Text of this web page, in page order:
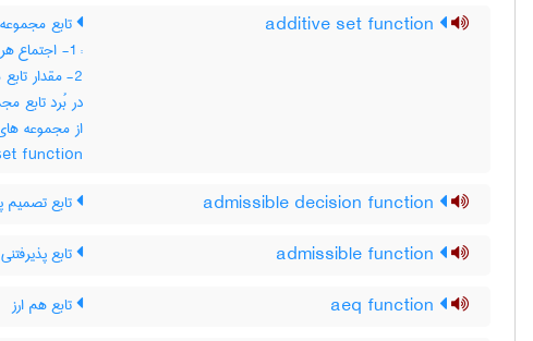
تابع
: 1- اجتماع
2- مقدار
در بُرد تابع
function
تابع تصمیم
تابع پذیرفتنی
تابع هم ارز